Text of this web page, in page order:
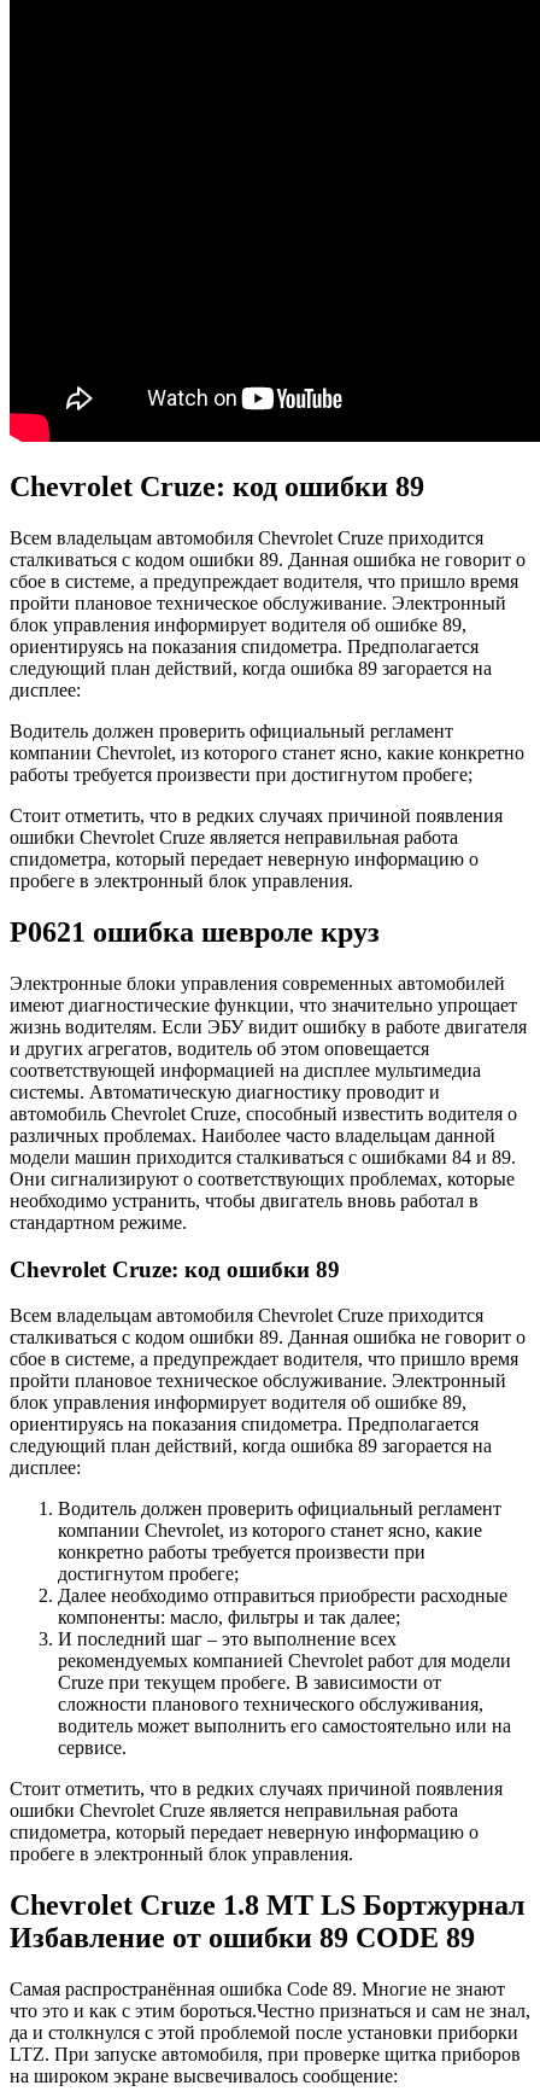
Chevrolet Cruze: код ошибки 89
Всем владельцам автомобиля Chevrolet Cruze приходится
сталкиваться с кодом ошибки 89. Данная ошибка не говорит о
сбое в системе, а предупреждает водителя, что пришло время
пройти плановое техническое обслуживание. Электронный
блок управления информирует водителя об ошибке 89,
ориентируясь на показания спидометра. Предполагается
следующий план действий, когда ошибка 89 загорается на
дисплее:
Водитель должен проверить официальный регламент
компании Chevrolet, из которого станет ясно, какие конкретно
работы требуется произвести при достигнутом пробеге;
Стоит отметить, что в редких случаях причиной появления
ошибки Chevrolet Cruze является неправильная работа
спидометра, который передает неверную информацию о
пробеге в электронный блок управления.
P0621 ошибка шевроле круз
Электронные блоки управления современных автомобилей
имеют диагностические функции, что значительно упрощает
жизнь водителям. Если ЭБУ видит ошибку в работе двигателя
и других агрегатов, водитель об этом оповещается
соответствующей информацией на дисплее мультимедиа
системы. Автоматическую диагностику проводит и
автомобиль Chevrolet Cruze, способный известить водителя о
различных проблемах. Наиболее часто владельцам данной
модели машин приходится сталкиваться с ошибками 84 и 89.
Они сигнализируют о соответствующих проблемах, которые
необходимо устранить, чтобы двигатель вновь работал в
стандартном режиме.
Chevrolet Cruze: код ошибки 89
Всем владельцам автомобиля Chevrolet Cruze приходится
сталкиваться с кодом ошибки 89. Данная ошибка не говорит о
сбое в системе, а предупреждает водителя, что пришло время
пройти плановое техническое обслуживание. Электронный
блок управления информирует водителя об ошибке 89,
ориентируясь на показания спидометра. Предполагается
следующий план действий, когда ошибка 89 загорается на
дисплее:
Водитель должен проверить официальный регламент
компании Chevrolet, из которого станет ясно, какие
конкретно работы требуется произвести при
достигнутом пробеге;
Далее необходимо отправиться приобрести расходные
компоненты: масло, фильтры и так далее;
И последний шаг – это выполнение всех
рекомендуемых компанией Chevrolet работ для модели
Cruze при текущем пробеге. В зависимости от
сложности планового технического обслуживания,
водитель может выполнить его самостоятельно или на
сервисе.
Стоит отметить, что в редких случаях причиной появления
ошибки Chevrolet Cruze является неправильная работа
спидометра, который передает неверную информацию о
пробеге в электронный блок управления.
Chevrolet Cruze 1.8 MT LS Бортжурнал
Избавление от ошибки 89 CODE 89
Самая распространённая ошибка Code 89. Многие не знают
что это и как с этим бороться.Честно признаться и сам не знал,
да и столкнулся с этой проблемой после установки приборки
LTZ. При запуске автомобиля, при проверке щитка приборов
на широком экране высвечивалось сообщение: